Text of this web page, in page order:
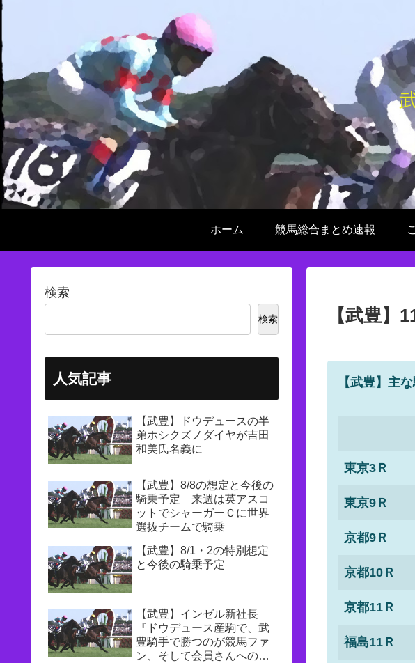
ホーム 競馬総合まとめ速報
【武豊】
【武豊】主
東京3Ｒ
東京9Ｒ
京都9Ｒ
京都10Ｒ
京都11Ｒ
福島11Ｒ
検索
検索
人気記事
【武豊】ドウデュースの半
弟ホシクズノダイヤが吉田
和美氏名義に
【武豊】8/8の想定と今後の
騎乗予定 来週は英アスコ
ットでシャーガーＣに世界
選抜チームで騎乗
【武豊】8/1・2の特別想定
と今後の騎乗予定
【武豊】インゼル新社長
『ドウデュース産駒で、武
豊騎手で勝つのが競馬ファ
ン、そして会員さんへの一